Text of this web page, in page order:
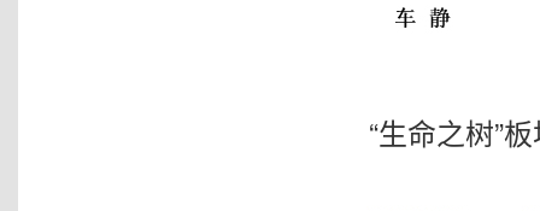
“生命之树”板